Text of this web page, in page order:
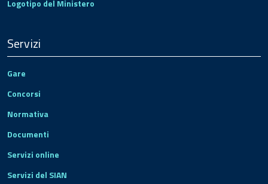
Logotipo del Ministero
Servizi
Gare
Concorsi
Normativa
Documenti
Servizi online
Servizi del SIAN